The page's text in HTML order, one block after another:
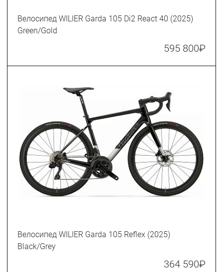
Велосипед WILIER Garda 105 Di2 React 40 (2025)
Green/Gold
595 800₽
Велосипед WILIER Garda 105 Reflex (2025)
Black/Grey
364 590₽